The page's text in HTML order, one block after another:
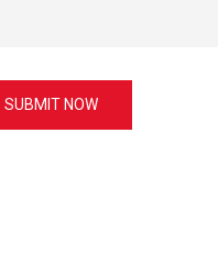
SUBMIT NOW